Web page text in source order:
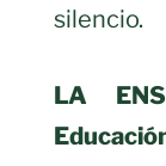
silencio.
LA